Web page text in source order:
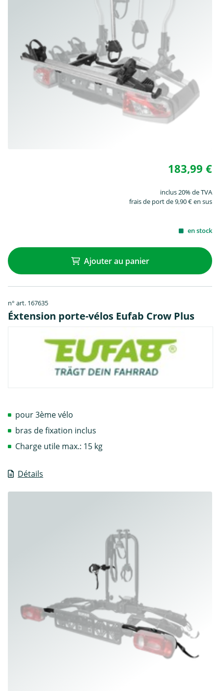
183,99 €
inclus 20% de TVA
frais de port de 9,90 € en sus
en stock
Ajouter au panier
n° art. 167635
Éxtension porte-vélos Eufab Crow Plus
Détails
pour 3ème vélo
bras de fixation inclus
Charge utile max.: 15 kg